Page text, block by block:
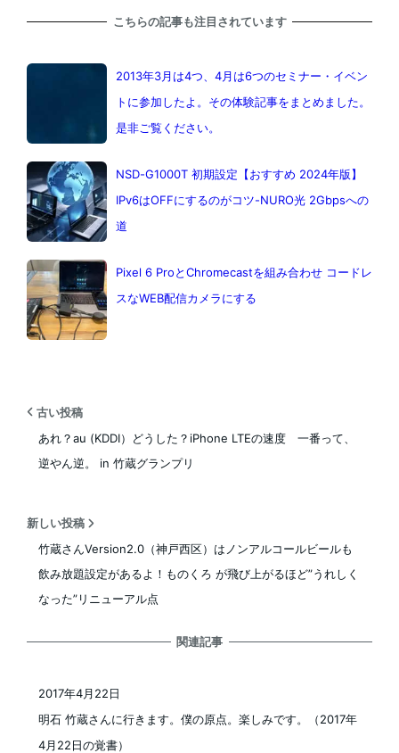
こちらの記事も注目されています
2013年3月は4つ、4月は6つのセミナー・イベン
トに参加したよ。その体験記事をまとめました。
是非ご覧ください。
NSD-G1000T 初期設定【おすすめ 2024年版】
IPv6はOFFにするのがコツ-NURO光 2Gbpsへの
道
Pixel 6 ProとChromecastを組み合わせ コードレ
スなWEB配信カメラにする
古い投稿
あれ？au (KDDI）どうした？iPhone LTEの速度 一番って、
逆やん逆。 in 竹蔵グランプリ
新しい投稿
竹蔵さんVersion2.0（神戸西区）はノンアルコールビールも
飲み放題設定があるよ！ものくろ が飛び上がるほど”うれしく
なった”リニューアル点
関連記事
明石 竹蔵さんに行きます。僕の原点。楽しみです。（2017年
4月22日の覚書）
2017年4月22日